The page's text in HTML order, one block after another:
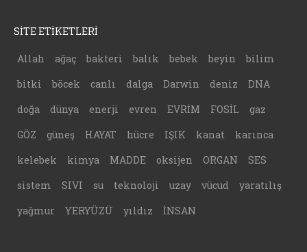
SİTE ETİKETLERİ
Allah ağaç bakteri balık bebek beyin
bilim
bitki
böcek canlı dalga Darwin deniz
DNA
doğa
dünya enerji evren EVRİM FOSİL
gaz
GÖZ
güneş HAYAT hücre IŞIK kanat
karınca
kelebek
kimya MADDE oksijen ORGAN
SES
sistem
SIVI su teknoloji uzay vücud
yaratılış
yağmur
YERYÜZÜ yıldız İNSAN